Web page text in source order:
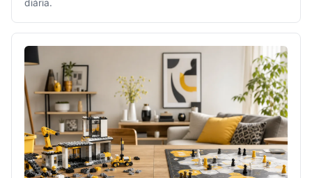
diária.